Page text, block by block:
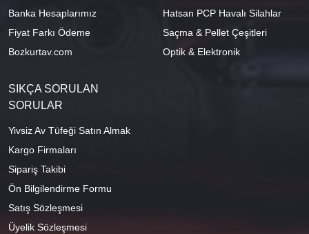
Banka Hesaplarımız
Fiyat Farkı Ödeme
Bozkurtav.com
Hatsan PCP Havalı Silahlar
Saçma & Pellet Çeşitleri
Optik & Elektronik
SIKÇA SORULAN
SORULAR
Yivsiz Av Tüfeği Satın Almak
Kargo Firmaları
Sipariş Takibi
Ön Bilgilendirme Formu
Satış Sözleşmesi
Üyelik Sözleşmesi